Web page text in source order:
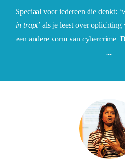
Speciaal voor iedereen die denkt:
in trapt’ als je leest over
een andere vorm van cybercrime.
...
om